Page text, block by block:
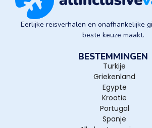
Eerlijke reisverhalen en onafhankelijke
beste keuze maakt.
BESTEMMINGEN
Turkije
Griekenland
Egypte
Kroatië
Portugal
Spanje